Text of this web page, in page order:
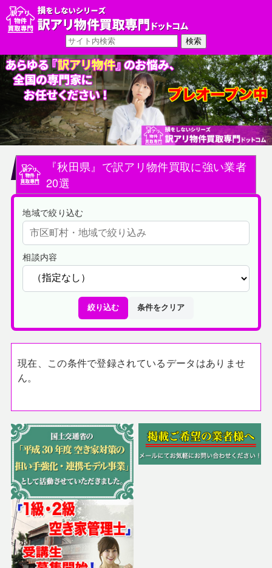
『秋田県』で訳アリ物件買取に強い業者
20選
地域で絞り込む
相談内容
絞り込む 条件をクリア
現在、この条件で登録されているデータはありませ
ん。